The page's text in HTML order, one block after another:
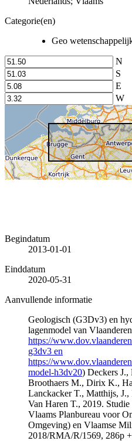
Categorie(en)
Geo
N
S
E
W
Begindatum
2013-01-01
Einddatum
2020-05-31
Aanvullende informatie
Geologisch (G3Dv3) en
lagenmodel van
https://
g3dv3 en
https://
model-h3dv20) Deckers
Broothaers M., Dirix K.,
Lanckacker T., Matthijs,
Van Haren T., 2019.
Vlaams Planbureau voor
Omgeving) en Vlaamse
2018/RMA/R/1569, 286p